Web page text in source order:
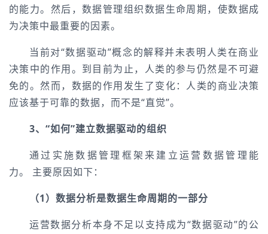
的能力。然后，数据管理组织数据生命周期，使数据成
为决策中最重要的因素。
当前对“数据驱动”概念的解释并未表明人类在商业
决策中的作用。到目前为止，人类的参与仍然是不可避
免的。然而，数据的作用发生了变化：人类的商业决策
应该基于可靠的数据，而不是“直觉”。
3、“如何”建立数据驱动的组织
通过实施数据管理框架来建立运营数据管理能
力。 主要原因如下：
（1）数据分析是数据生命周期的一部分
运营数据分析本身不足以支持成为“数据驱动”的公